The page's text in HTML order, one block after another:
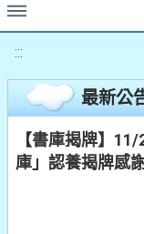
:::
最新公
【書庫揭牌】
庫」認養揭牌感